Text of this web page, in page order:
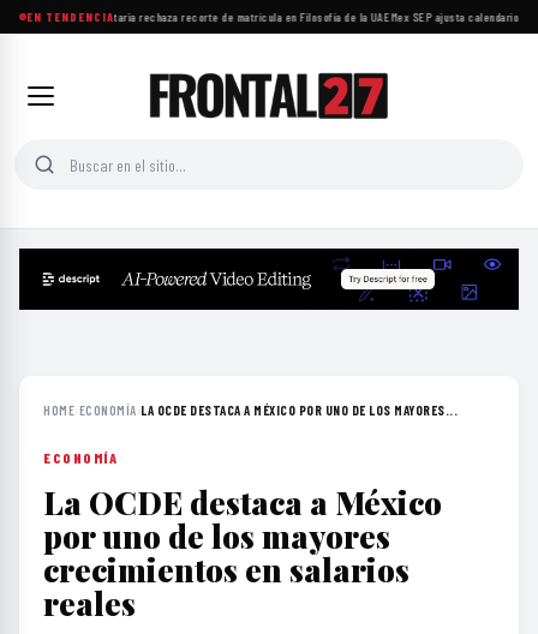
EN TENDENCIA
Comunidad universitaria rechaza recorte de matrícula en Filosofía de la UAEMex·SEP ajusta calendario
HOME›ECONOMÍA›LA OCDE DESTACA A MÉXICO POR UNO DE LOS MAYORES...
ECONOMÍA
La OCDE destaca a México
por uno de los mayores
crecimientos en salarios
reales